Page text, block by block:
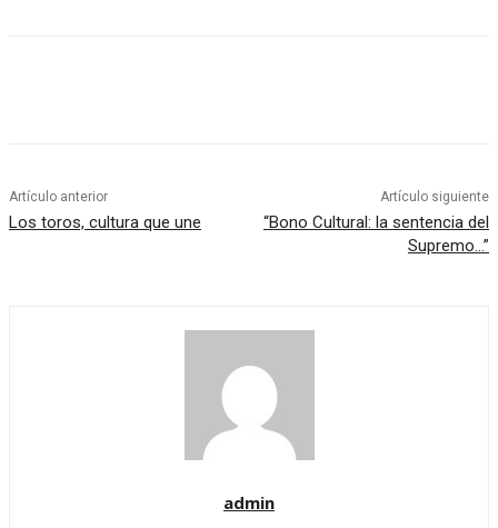
Artículo anterior
Los toros, cultura que une
Artículo siguiente
“Bono Cultural: la sentencia del
Supremo…”
admin